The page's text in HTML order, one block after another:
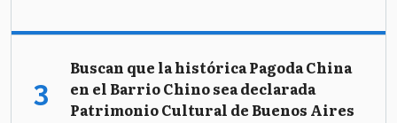
Buscan que la histórica Pagoda China
en el Barrio Chino sea declarada
Patrimonio Cultural de Buenos Aires